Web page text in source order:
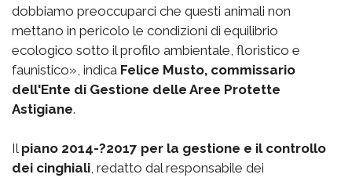
dobbiamo preoccuparci che questi animali non
mettano in pericolo le condizioni di equilibrio
ecologico sotto il profilo ambientale, floristico e
faunistico», indica Felice Musto, commissario
dell'Ente di Gestione delle Aree Protette
Astigiane.
Il piano 2014-?2017 per la gestione e il controllo
dei cinghiali , redatto dal responsabile dei